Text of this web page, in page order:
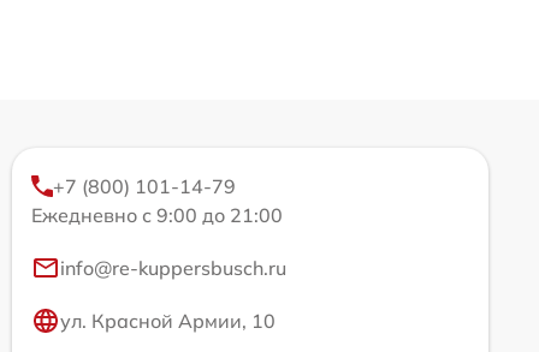
+7 (800) 101-14-79
Ежедневно с 9:00 до 21:00
info@re-kuppersbusch.ru
ул. Красной Армии, 10